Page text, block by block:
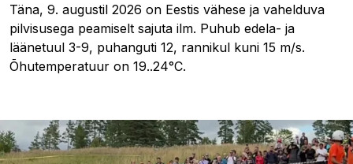
Täna, 9. augustil 2026 on Eestis vähese ja vahelduva
pilvisusega peamiselt sajuta ilm. Puhub edela- ja
läänetuul 3-9, puhanguti 12, rannikul kuni 15 m/s.
Õhutemperatuur on 19..24°C.